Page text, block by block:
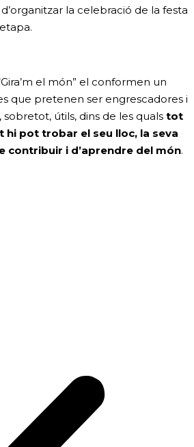
la celebració de la festa
el món” el conformen un
que pretenen ser engrescadores i
útils, dins de les quals tot
hi pot trobar el seu lloc, la seva
contribuir i d’aprendre del món.